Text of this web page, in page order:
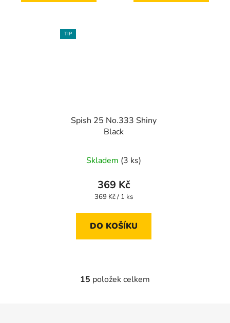
TIP
Spish 25 No.333 Shiny
Black
Skladem (3 ks)
369 Kč
Měrná
369 Kč / 1 ks
DO KOŠÍKU
O
15 položek celkem